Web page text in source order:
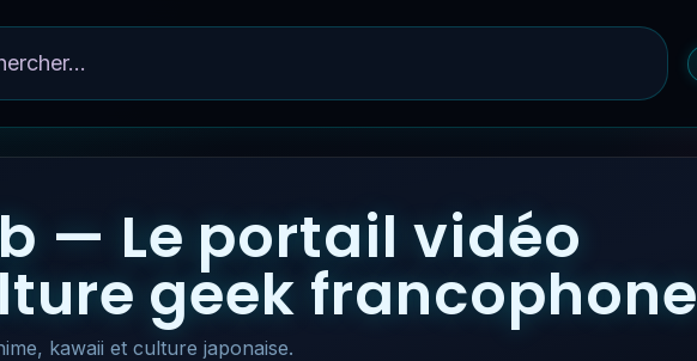
— Le portail vidéo
geek francophone
kawaii et culture japonaise.